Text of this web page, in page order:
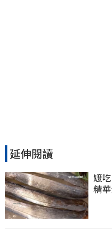
延伸閱讀
嬤
精